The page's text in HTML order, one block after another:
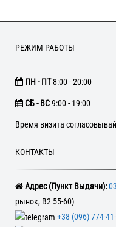
РЕЖИМ РАБОТЫ
ПН - ПТ8:00 - 20:00
CБ - ВС9:00 - 19:00
Время визита
КОНТАКТЫ
Адрес (Пункт Выдачи):
рынок, В2 55-60)
+38 (096) 774-